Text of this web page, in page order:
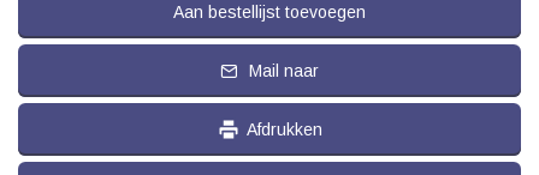
Aan bestellijst toevoegen
Mail naar
Afdrukken